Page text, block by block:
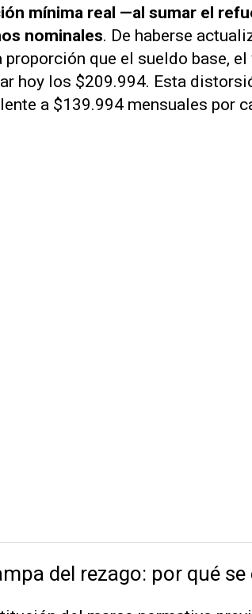
mínima real —al sumar el
nominales. De haberse
proporción que el sueldo base,
hoy los $209.994. Esta
a $139.994 mensuales por
del rezago: por qué